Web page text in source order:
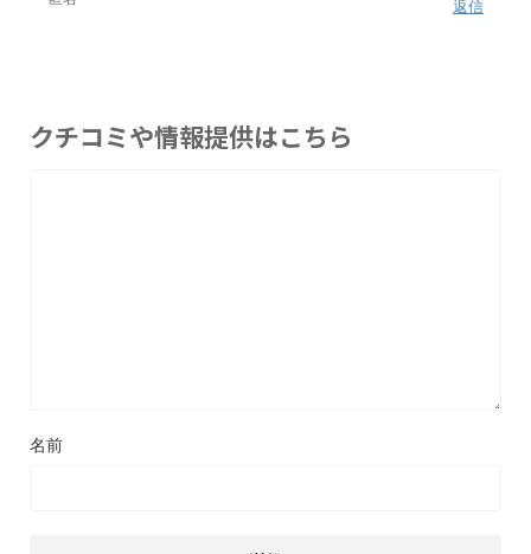
返信
クチコミや情報提供はこちら
名前